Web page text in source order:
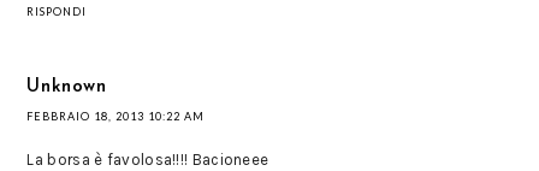
RISPONDI
Unknown
FEBBRAIO 18, 2013 10:22 AM
La borsa è favolosa!!!! Bacioneee